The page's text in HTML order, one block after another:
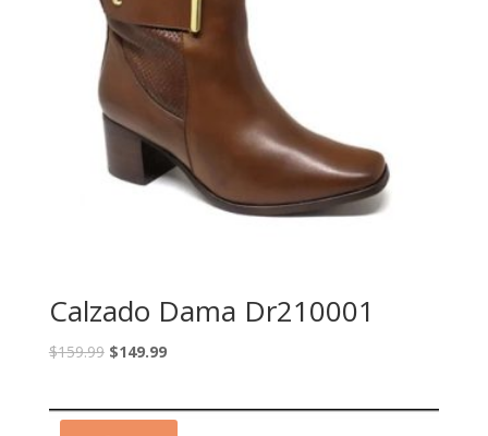
Calzado Dama Dr210001
$159.99 $149.99